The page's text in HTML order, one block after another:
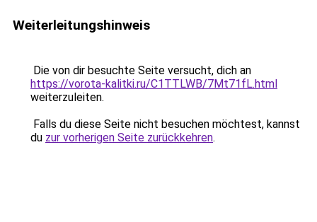
Weiterleitungshinweis
Die von dir besuchte Seite versucht, dich an
https://vorota-kalitki.ru/C1TTLWB/7Mt71fL.html
weiterzuleiten.
Falls du diese Seite nicht besuchen möchtest, kannst
du zur vorherigen Seite zurückkehren.